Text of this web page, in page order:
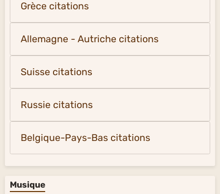
Grèce citations
Allemagne - Autriche citations
Suisse citations
Russie citations
Belgique-Pays-Bas citations
Musique